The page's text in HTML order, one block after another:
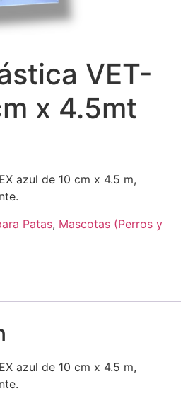
VET-
x 4.5mt
azul de 10 cm x 4.5 m,
Patas, Mascotas (Perros y
azul de 10 cm x 4.5 m,